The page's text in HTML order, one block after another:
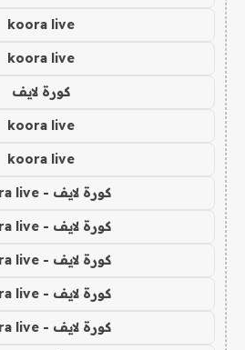
koora live
koora live
كورة لايف
koora live
koora live
كورة لايف - koora live
كورة لايف - koora live
كورة لايف - koora live
كورة لايف - koora live
كورة لايف - koora live